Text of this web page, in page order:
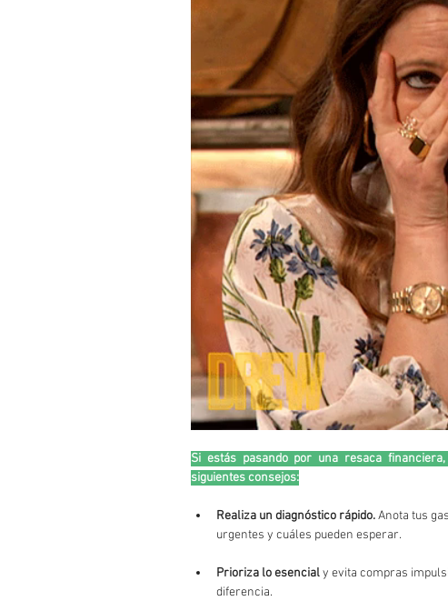
Si estás pasando por una resaca
siguientes consejos:
Realiza un diagnóstico rápido. Anota tus
urgentes y cuáles pueden esperar.
Prioriza lo esencial y evita compras
diferencia.